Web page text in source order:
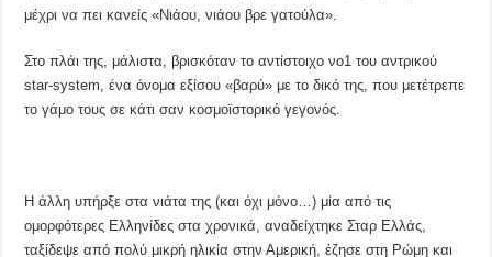
μέχρι να πει κανείς «Νιάου, νιάου βρε γατούλα».
Στο πλάι της, μάλιστα, βρισκόταν το αντίστοιχο νο1 του αντρικού
star-system, ένα όνομα εξίσου «βαρύ» με το δικό της, που μετέτρεπε
το γάμο τους σε κάτι σαν κοσμοϊστορικό γεγονός.
Η άλλη υπήρξε στα νιάτα της (και όχι μόνο…) μία από τις
ομορφότερες Ελληνίδες στα χρονικά, αναδείχτηκε Σταρ Ελλάς,
ταξίδεψε από πολύ μικρή ηλικία στην Αμερική, έζησε στη Ρώμη και